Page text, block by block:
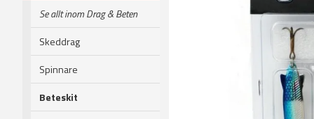
Se allt inom Drag & Beten
Skeddrag
Spinnare
Beteskit